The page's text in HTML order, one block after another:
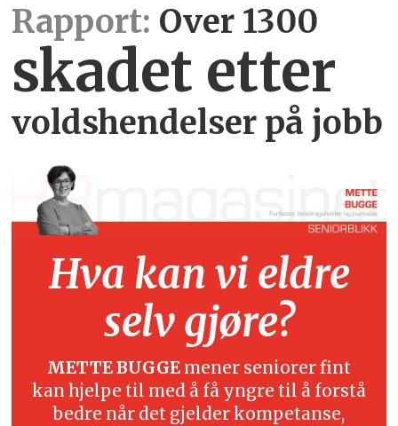
Rapport: Over 1300
skadet etter
voldshendelser på jobb
Hva kan vi eldre
selv gjøre?
METTE BUGGE mener seniorer fint
kan hjelpe til med å få yngre til å forstå
bedre når det gjelder kompetanse,